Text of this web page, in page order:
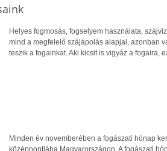
Helyes fogmosás, fogselyem használata,
mind a megfelelő szájápolás alapjai, azonban
teszik a fogainkat. Aki kicsit is vigyáz a fogaira,
Minden év novemberében a fogászati hónap